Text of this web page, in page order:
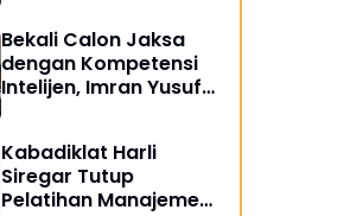
Bekali Calon Jaksa
dengan Kompetensi
Intelijen, Imran Yusuf
Penegakan Hukum
Kabadiklat Harli
Siregar Tutup
Pelatihan Manajemen